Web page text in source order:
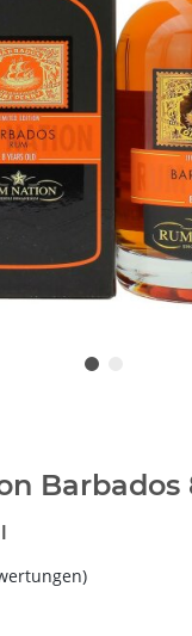
Barbados